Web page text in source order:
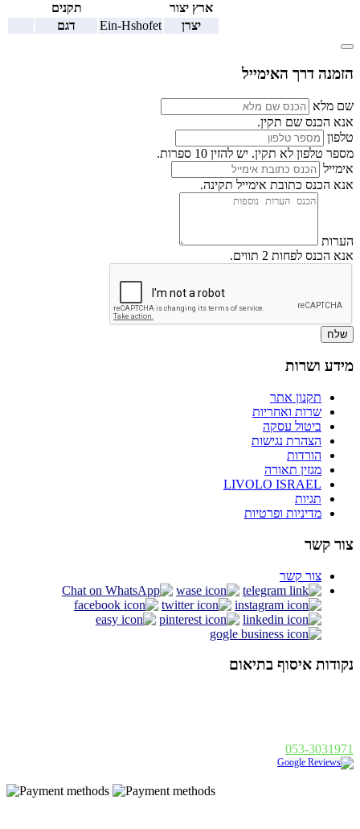
ארץ יצור
תקנים
יצרן
Ein-Hshofet דגם
הזמנה דרך האימייל
שם מלא
אנא הכנס שם תקין.
טלפון
מספר טלפון לא תקין. יש להזין 10 ספרות.
אימייל
אנא הכנס כתובת אימייל תקינה.
הערות
אנא הכנס לפחות 2 תווים.
שלח
מידע ושרות
תקנון אתר
שרות ואחריות
ביטול עסקה
הצהרת נגישות
הורדות
מגזין תאורה
LIVOLO ISRAEL
תגיות
מדיניות ופרטיות
צור קשר
צור קשר
נקודות איסוף בתיאום
053-3031971